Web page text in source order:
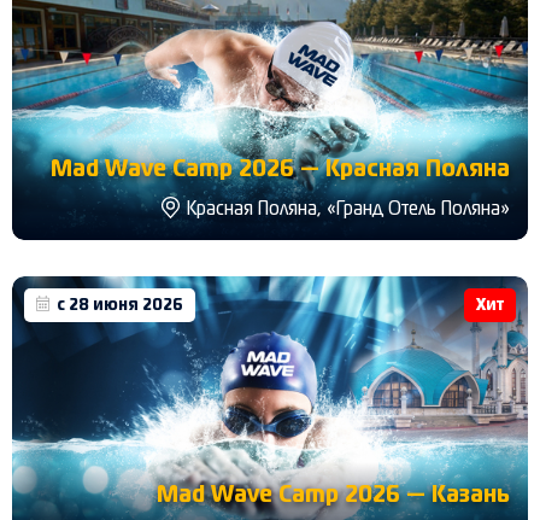
Mad Wave Camp 2026 — Красная Поляна
Красная Поляна, «Гранд Отель Поляна»
с 28 июня 2026 Хит
Mad Wave Camp 2026 — Казань